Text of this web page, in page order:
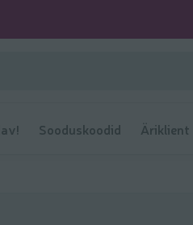
Sooduskoodid Äriklient